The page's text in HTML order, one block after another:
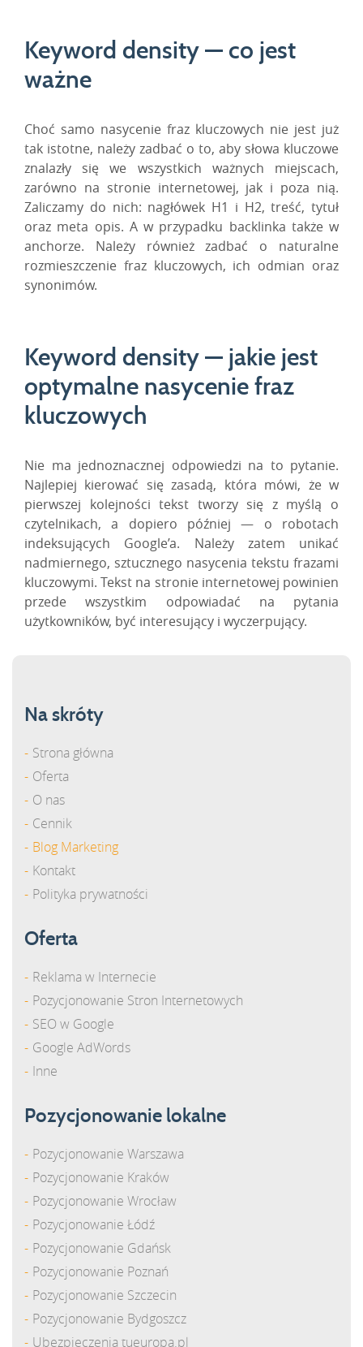
Keyword density — co jest
ważne
Choć samo nasycenie fraz kluczowych nie jest już
tak istotne, należy zadbać o to, aby słowa kluczowe
znalazły się we wszystkich ważnych miejscach,
zarówno na stronie internetowej, jak i poza nią.
Zaliczamy do nich: nagłówek H1 i H2, treść, tytuł
oraz meta opis. A w przypadku backlinka także w
anchorze. Należy również zadbać o naturalne
rozmieszczenie fraz kluczowych, ich odmian oraz
synonimów.
Keyword density — jakie jest
optymalne nasycenie fraz
kluczowych
Nie ma jednoznacznej odpowiedzi na to pytanie.
Najlepiej kierować się zasadą, która mówi, że w
pierwszej kolejności tekst tworzy się z myślą o
czytelnikach, a dopiero później — o robotach
indeksujących Google’a. Należy zatem unikać
nadmiernego, sztucznego nasycenia tekstu frazami
kluczowymi. Tekst na stronie internetowej powinien
przede wszystkim odpowiadać na pytania
użytkowników, być interesujący i wyczerpujący.
Na skróty
Strona główna
Oferta
O nas
Cennik
Blog Marketing
Kontakt
Polityka prywatności
Oferta
Reklama w Internecie
Pozycjonowanie Stron Internetowych
SEO w Google
Google AdWords
Inne
Pozycjonowanie lokalne
Pozycjonowanie Warszawa
Pozycjonowanie Kraków
Pozycjonowanie Wrocław
Pozycjonowanie Łódź
Pozycjonowanie Gdańsk
Pozycjonowanie Poznań
Pozycjonowanie Szczecin
Pozycjonowanie Bydgoszcz
Ubezpieczenia tueuropa.pl